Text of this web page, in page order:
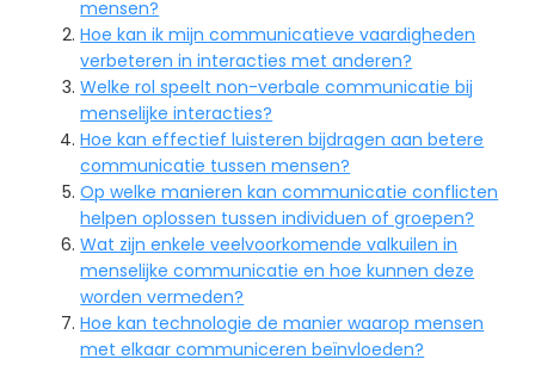
mensen?
Hoe kan ik mijn communicatieve vaardigheden
verbeteren in interacties met anderen?
Welke rol speelt non-verbale communicatie bij
menselijke interacties?
Hoe kan effectief luisteren bijdragen aan betere
communicatie tussen mensen?
Op welke manieren kan communicatie conflicten
helpen oplossen tussen individuen of groepen?
Wat zijn enkele veelvoorkomende valkuilen in
menselijke communicatie en hoe kunnen deze
worden vermeden?
Hoe kan technologie de manier waarop mensen
met elkaar communiceren beïnvloeden?